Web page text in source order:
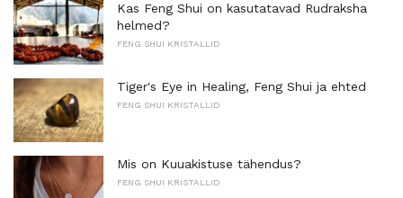
Kas Feng Shui on kasutatavad Rudraksha
helmed?
FENG SHUI KRISTALLID
Tiger's Eye in Healing, Feng Shui ja ehted
FENG SHUI KRISTALLID
Mis on Kuuakistuse tähendus?
FENG SHUI KRISTALLID